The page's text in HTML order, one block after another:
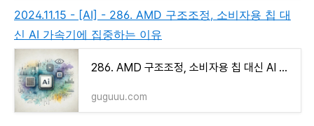
2024.11.15 - [AI] - 286. AMD 구조조정, 소비자용 칩 대
신 AI 가속기에 집중하는 이유
286. AMD 구조조정, 소비자용 칩 대신 AI 가속기에 집중하는 이유
guguuu.com